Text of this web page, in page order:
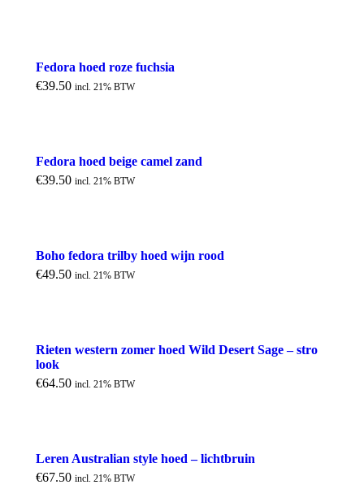
Fedora hoed roze fuchsia
€39.50 incl. 21% BTW
Fedora hoed beige camel zand
€39.50 incl. 21% BTW
Boho fedora trilby hoed wijn rood
€49.50 incl. 21% BTW
Rieten western zomer hoed Wild Desert Sage – stro
look
€64.50 incl. 21% BTW
Leren Australian style hoed – lichtbruin
€67.50 incl. 21% BTW